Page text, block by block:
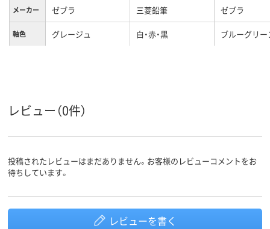
メーカー ゼブラ 三菱鉛筆 ゼブラ
軸色 グレージュ 白・赤・黒 ブルーグリー
インク色
黒・青・赤・緑・シャー
プ
レビュー（0件）
投稿されたレビューはまだありません。お客様のレビューコメントをお
待ちしています。
レビューを書く